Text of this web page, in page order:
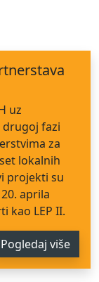
uz
fazi
za
lokalnih
projekti su
aprila
kao LEP II.
Pogledaj više